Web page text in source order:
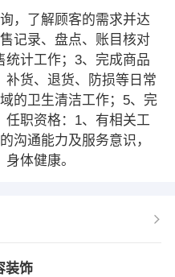
，了解顾客的需求并达
记录、盘点、账目核对
计工作；3、完成商品
补货、退货、防损等日常
的卫生清洁工作；5、完
任职资格：1、有相关工
沟通能力及服务意识，
体健康。
装饰